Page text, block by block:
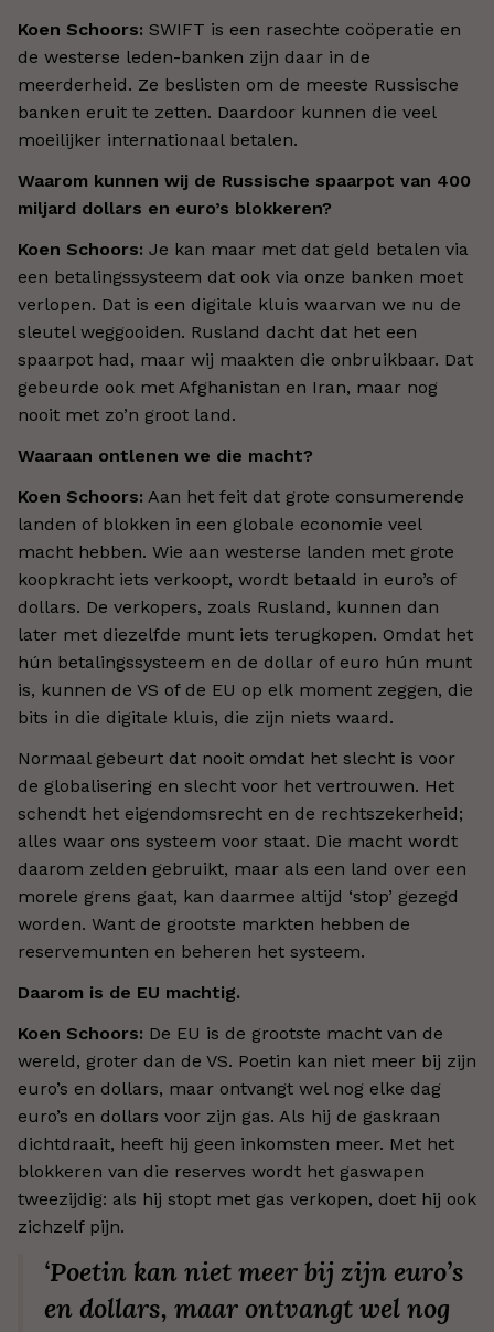
Koen Schoors: SWIFT is een rasechte coöperatie en
de westerse leden-banken zijn daar in de
meerderheid. Ze beslisten om de meeste Russische
banken eruit te zetten. Daardoor kunnen die veel
moeilijker internationaal betalen.
Waarom kunnen wij de Russische spaarpot van 400
miljard dollars en euro’s blokkeren?
Koen Schoors: Je kan maar met dat geld betalen via
een betalingssysteem dat ook via onze banken moet
verlopen. Dat is een digitale kluis waarvan we nu de
sleutel weggooiden. Rusland dacht dat het een
spaarpot had, maar wij maakten die onbruikbaar. Dat
gebeurde ook met Afghanistan en Iran, maar nog
nooit met zo’n groot land.
Waaraan ontlenen we die macht?
Koen Schoors: Aan het feit dat grote consumerende
landen of blokken in een globale economie veel
macht hebben. Wie aan westerse landen met grote
koopkracht iets verkoopt, wordt betaald in euro’s of
dollars. De verkopers, zoals Rusland, kunnen dan
later met diezelfde munt iets terugkopen. Omdat het
hún betalingssysteem en de dollar of euro hún munt
is, kunnen de VS of de EU op elk moment zeggen, die
bits in die digitale kluis, die zijn niets waard.
Normaal gebeurt dat nooit omdat het slecht is voor
de globalisering en slecht voor het vertrouwen. Het
schendt het eigendomsrecht en de rechtszekerheid;
alles waar ons systeem voor staat. Die macht wordt
daarom zelden gebruikt, maar als een land over een
morele grens gaat, kan daarmee altijd ‘stop’ gezegd
worden. Want de grootste markten hebben de
reservemunten en beheren het systeem.
Daarom is de EU machtig.
Koen Schoors: De EU is de grootste macht van de
wereld, groter dan de VS. Poetin kan niet meer bij zijn
euro’s en dollars, maar ontvangt wel nog elke dag
euro’s en dollars voor zijn gas. Als hij de gaskraan
dichtdraait, heeft hij geen inkomsten meer. Met het
blokkeren van die reserves wordt het gaswapen
tweezijdig: als hij stopt met gas verkopen, doet hij ook
zichzelf pijn.
‘Poetin kan niet meer bij zijn euro’s
en dollars, maar ontvangt wel nog